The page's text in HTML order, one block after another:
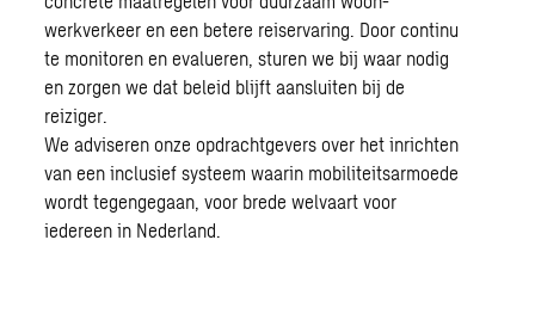
werkverkeer en een betere reiservaring. Door continu
te monitoren en evalueren, sturen we bij waar nodig
en zorgen we dat beleid blijft aansluiten bij de
reiziger.
We adviseren onze opdrachtgevers over het inrichten
van een inclusief systeem waarin mobiliteitsarmoede
wordt tegengegaan, voor brede welvaart voor
iedereen in Nederland.